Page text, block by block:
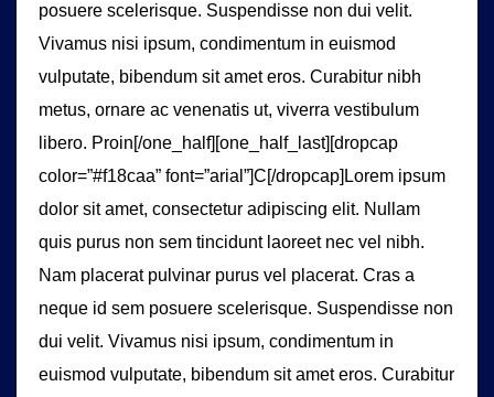
posuere scelerisque. Suspendisse non dui velit.
Vivamus nisi ipsum, condimentum in euismod
vulputate, bibendum sit amet eros. Curabitur nibh
metus, ornare ac venenatis ut, viverra vestibulum
libero. Proin[/one_half][one_half_last][dropcap
color=”#f18caa” font=”arial”]C[/dropcap]Lorem ipsum
dolor sit amet, consectetur adipiscing elit. Nullam
quis purus non sem tincidunt laoreet nec vel nibh.
Nam placerat pulvinar purus vel placerat. Cras a
neque id sem posuere scelerisque. Suspendisse non
dui velit. Vivamus nisi ipsum, condimentum in
euismod vulputate, bibendum sit amet eros. Curabitur